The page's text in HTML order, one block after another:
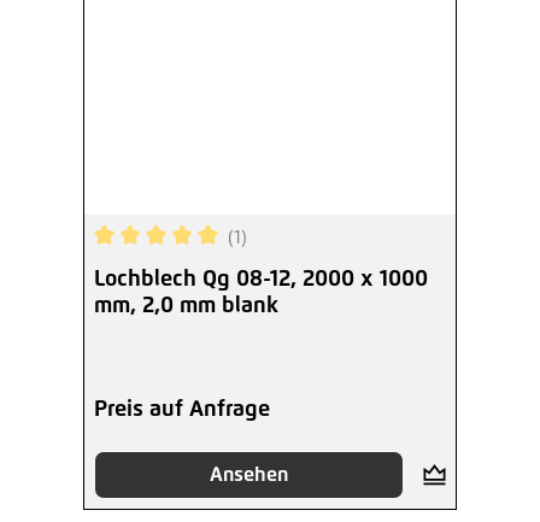
Durchschnittliche Bewertung von 5 von 5
(1)
Lochblech Qg 08-12, 2000 x 1000
mm, 2,0 mm blank
Preis auf Anfrage
Ansehen